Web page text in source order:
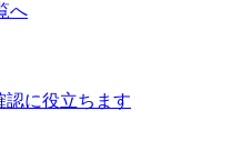
へ
認に役立ちます